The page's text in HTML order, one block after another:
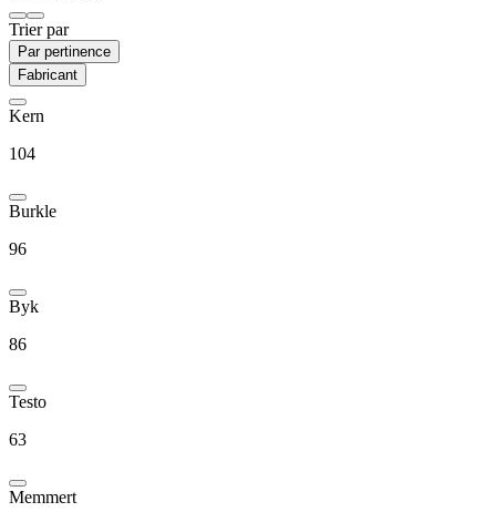
Trier par
Par pertinence
Fabricant
Kern
104
Burkle
96
Byk
86
Testo
63
Memmert